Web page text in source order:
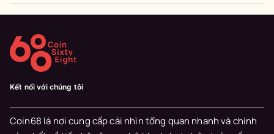
Kết nối với chúng tôi
Coin68 là nơi cung cấp cái nhìn tổng quan nhanh và chính